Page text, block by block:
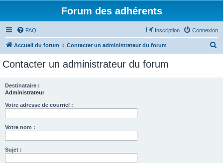
Forum des adhérents
FAQ Connexion
Inscription
Accueil du forum Contacter un administrateur du forum
Contacter un administrateur du forum
Destinataire :
Administrateur
Votre adresse de courriel :
Votre nom :
Sujet :